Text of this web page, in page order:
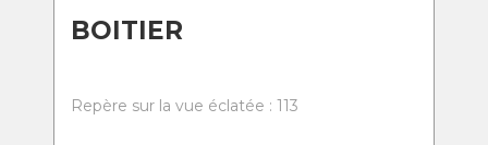
BOITIER
Repère sur la vue éclatée : 113